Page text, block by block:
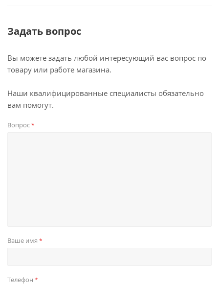
Задать вопрос
Вы можете задать любой интересующий вас вопрос по
товару или работе магазина.
Наши квалифицированные специалисты обязательно
вам помогут.
Вопрос*
Ваше имя *
Телефон *